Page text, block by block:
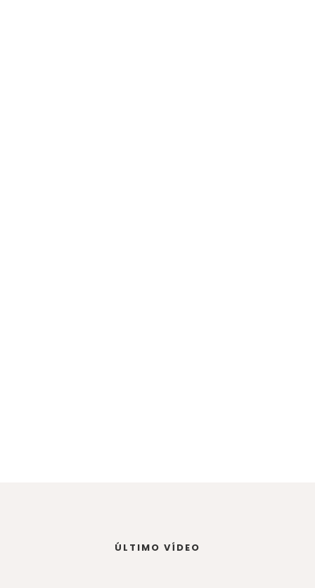
ÚLTIMO VÍDEO